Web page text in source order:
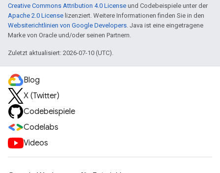
Creative Commons Attribution 4.0 License und Codebeispiele unter der
Apache 2.0 License lizenziert. Weitere Informationen finden Sie in den
Websiterichtlinien von Google Developers. Java ist eine eingetragene
Marke von Oracle und/oder seinen Partnern.
Zuletzt aktualisiert: 2026-07-10 (UTC).
Blog
X (Twitter)
Codebeispiele
Codelabs
Videos